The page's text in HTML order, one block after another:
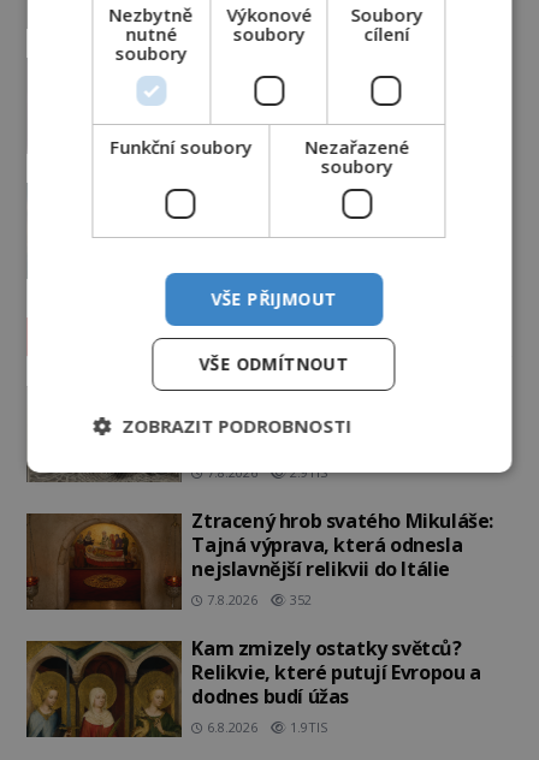
Američané v obležení UFO?
Nad australským městem
„tančila“ záhadná světla
PREMIUM 4.7.2026 3.4TIS
Záhady historie
Ayia Napa: Kyperské vodní
monstrum s mírumilovnou
povahou
7.8.2026 2.9TIS
Ztracený hrob svatého Mikuláše:
Tajná výprava, která odnesla
nejslavnější relikvii do Itálie
7.8.2026 352
Kam zmizely ostatky světců?
Relikvie, které putují Evropou a
dodnes budí úžas
6.8.2026 1.9TIS
Nezbytně
nutné
soubory
Výkonové
soubory
Soubory
cílení
Funkční soubory
Nezařazené
soubory
VŠE PŘIJMOUT
VŠE ODMÍTNOUT
ZOBRAZIT PODROBNOSTI